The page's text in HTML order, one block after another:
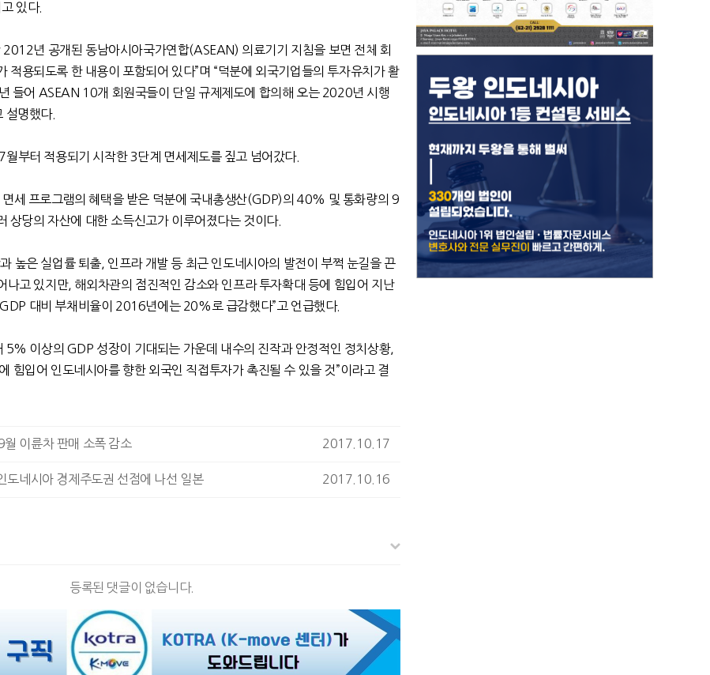
있다.
2012년 공개된 동남아시아국가연합(ASEAN) 의료기기 지침을 보면 전체 회
적용되도록 한 내용이 포함되어 있다”며 “덕분에 외국기업들의 투자유치가 활
들어 ASEAN 10개 회원국들이 단일 규제제도에 합의해 오는 2020년 시행
설명했다.
월부터 적용되기 시작한 3단계 면세제도를 짚고 넘어갔다.
세 프로그램의 혜택을 받은 덕분에 국내총생산(GDP)의 40% 및 통화량의 9
당의 자산에 대한 소득신고가 이루어졌다는 것이다.
높은 실업률 퇴출, 인프라 개발 등 최근 인도네시아의 발전이 부쩍 눈길을 끈
나고 있지만, 해외차관의 점진적인 감소와 인프라 투자확대 등에 힘입어 지난
대비 부채비율이 2016년에는 20%로 급감했다”고 언급했다.
5% 이상의 GDP 성장이 기대되는 가운데 내수의 진작과 안정적인 정치상황,
힘입어 인도네시아를 향한 외국인 직접투자가 촉진될 수 있을 것”이라고 결
월 이륜차 판매 소폭 감소 2017.10.17
도네시아 경제주도권 선점에 나선 일본 2017.10.16
등록된 댓글이 없습니다.